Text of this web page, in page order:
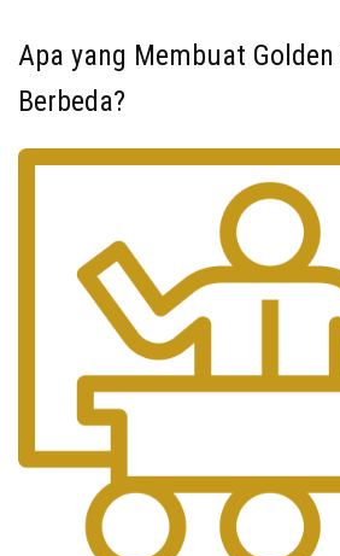
Apa yang Membuat
Berbeda?